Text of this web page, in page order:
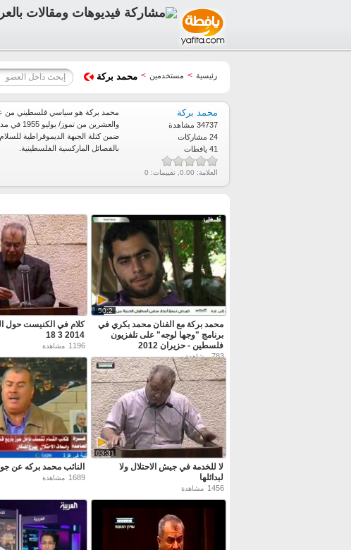
رئيسية > مستخدمين > محمد بركة
محمد بركة
34737 مشاهدة
24 مشاركات
41 يافطات
العلامة: 0.00 , تقييمات: 0
ضمن كتلة الجبهة الديموقراطية
بالفصائل الماركسية الفلسطينية.
50:2
محمد بركة مع الفنان محمد بكري في
برنامج "وجها لوجه" على تلفزيون
فلسطين - حزيران 2012
783مشاهدة
كلام في الكنيست حول
2014 3 18
1196 مشاهدة
03:31
لا للخدمة في جيش الاحتلال ولا
لبدائلها
1456 مشاهدة
النائب محمد بركه عن
1689 مشاهدة